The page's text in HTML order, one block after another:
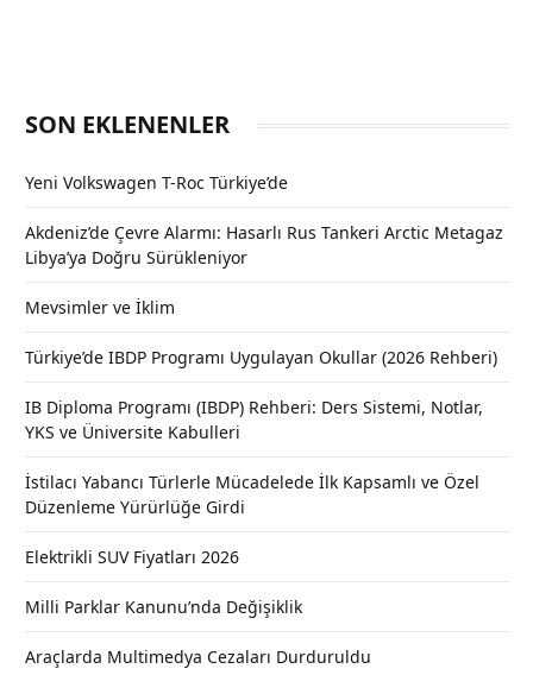
SON EKLENENLER
Yeni Volkswagen T-Roc Türkiye’de
Akdeniz’de Çevre Alarmı: Hasarlı Rus Tankeri Arctic Metagaz
Libya’ya Doğru Sürükleniyor
Mevsimler ve İklim
Türkiye’de IBDP Programı Uygulayan Okullar (2026 Rehberi)
IB Diploma Programı (IBDP) Rehberi: Ders Sistemi, Notlar,
YKS ve Üniversite Kabulleri
İstilacı Yabancı Türlerle Mücadelede İlk Kapsamlı ve Özel
Düzenleme Yürürlüğe Girdi
Elektrikli SUV Fiyatları 2026
Milli Parklar Kanunu’nda Değişiklik
Araçlarda Multimedya Cezaları Durduruldu